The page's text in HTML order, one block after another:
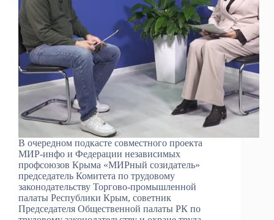
В очередном подкасте совместного проекта
МИР-инфо и Федерации независимых
профсоюзов Крыма «МИРный созидатель»
председатель Комитета по трудовому
законодательству Торгово-промышленной
палаты Республики Крым, советник
Председателя Общественной палаты РК по